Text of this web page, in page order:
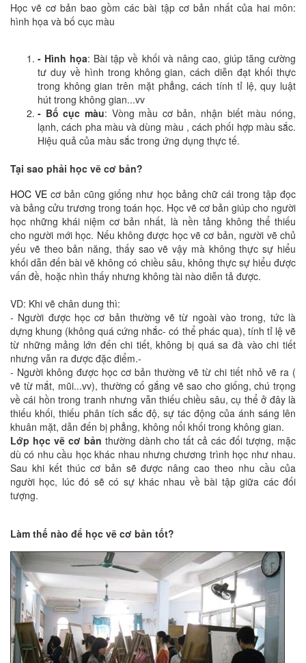
Học vẽ cơ bản bao gồm các bài tập cơ bản nhất của hai môn:
hình họa và bố cục màu
- Hình họa: Bài tập về khối và nâng cao, giúp tăng cường
tư duy về hình trong không gian, cách diễn đạt khối thực
trong không gian trên mặt phẳng, cách tính tỉ lệ, quy luật
hút trong không gian...vv
- Bố cục màu: Vòng mầu cơ bản, nhận biết màu nóng,
lạnh, cách pha màu và dùng màu , cách phối hợp màu sắc.
Hiệu quả của màu sắc trong ứng dụng thực tế.
Tại sao phải học vẽ cơ bản?
HOC VE cơ bản cũng giống như học bảng chữ cái trong tập đọc
và bảng cửu trương trong toán học. Học vẽ cơ bản giúp cho người
học những khái niệm cơ bản nhất, là nền tảng không thể thiếu
cho người mới học. Nếu không được học vẽ cơ bản, người vẽ chủ
yếu vẽ theo bản năng, thấy sao vẽ vậy mà không thực sự hiểu
khối dẫn đến bài vẽ không có chiều sâu, không thực sự hiểu được
vấn đề, hoặc nhìn thấy nhưng không tài nào diễn tả được.
VD: Khi vẽ chân dung thì:
- Người được học cơ bản thường vẽ từ ngoài vào trong, tức là
dựng khung (không quá cứng nhắc- có thể phác qua), tính tỉ lệ vẽ
từ những mảng lớn đến chi tiết, không bị quá sa đà vào chi tiết
nhưng vẫn ra được đặc điểm.-
- Người không được học cơ bản thường vẽ từ chi tiết nhỏ vẽ ra (
vẽ từ mắt, mũi...vv), thường cố gắng vẽ sao cho giống, chú trọng
về cái hồn trong tranh nhưng vẫn thiếu chiều sâu, cụ thể ở đây là
thiếu khối, thiếu phân tích sắc độ, sự tác động của ánh sáng lên
khuân mặt, dẫn đến bị phẳng, không nổi khối trong không gian.
Lớp học vẽ cơ bản thường dành cho tất cả các đối tượng, mặc
dù có nhu cầu học khác nhau nhưng chương trình học như nhau.
Sau khi kết thúc cơ bản sẽ được nâng cao theo nhu cầu của
người học, lúc đó sẽ có sự khác nhau về bài tập giữa các đối
tượng.
Làm thế nào để học vẽ cơ bản tốt?